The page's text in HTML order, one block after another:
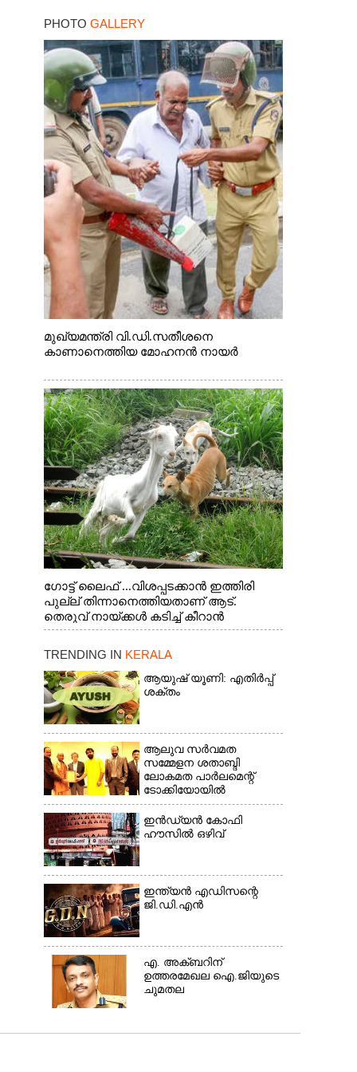
കൊച്ചിയിലെ
ഫ്ലാറ്റിൽനിന്ന്
PHOTO GALLERY
മുഖ്യമന്ത്രി വി.ഡി.സതീശനെ
കാണാനെത്തിയ മോഹനൻ നായർ
ഗോട്ട് ലൈഫ് ...വിശപ്പടക്കാൻ ഇത്തിരി
പുല്ല് തിന്നാനെത്തിയതാണ് ആട്.
തെരുവ് നായ്ക്കൾ കടിച്ച് കീറാൻ
വന്നതോടെ വയറിന്റെ ആന്തൽ മറന്ന്
വാത്തുരുത്തിയിൽ നിന്നുള്ള കാഴ്ച
TRENDING IN KERALA
ആയുഷ് യൂണി: എതിർപ്പ്
ശക്തം
ആലുവ സർവമത
സമ്മേളന ശതാബ്ദി
ലോകമത പാർലമെന്റ്
ടോക്കിയോയിൽ
ഇൻഡ്യൻ കോഫി
ഹൗസിൽ ഒഴിവ്
ഇന്ത്യൻ എഡിസന്റെ
ജി.ഡി.എൻ
എ. അക്ബറിന്
ഉത്തരമേഖല ഐ.ജിയുടെ
ചുമതല